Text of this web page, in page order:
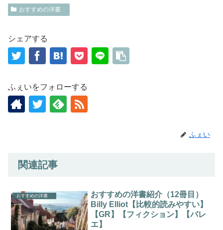
おすすめの洋書
シェアする
ふぇいをフォローする
ふぇい
関連記事
おすすめの洋書
おすすめの洋書紹介（12冊目）
Billy Elliot【比較的読みやすい】
【GR】【フィクション】【バレ
エ】